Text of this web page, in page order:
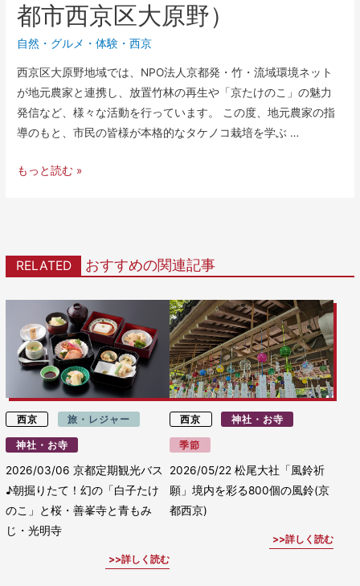
都市西京区大原野）
自然 ・ グルメ ・体験 ・西京
西京区大原野地域では、NPO法人京都発・竹・流域環境ネット
が地元農家と連携し、放置竹林の再生や「京たけのこ」の魅力
発信など、様々な活動を行っています。 この度、地元農家の指
導のもと、市民の皆様が本格的なタケノコ栽培を学ぶ …
もっと読む »
RELATED おすすめの関連記事
西京 旅・レジャー
神社・お寺
2026/03/06京都定期観光バス
♪朝掘りたて！幻の「白子たけ
のこ」と桜・善峯寺と青もみ
じ・光明寺
詳しく読む
西京 神社・お寺
季節
2026/05/22 松尾大社「風鈴祈
願」境内を彩る800個の風鈴(京
都西京)
詳しく読む